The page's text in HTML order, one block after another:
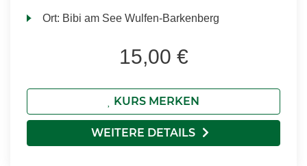
Ort: Bibi am See Wulfen-Barkenberg
15,00 €
KURS MERKEN
WEITERE DETAILS